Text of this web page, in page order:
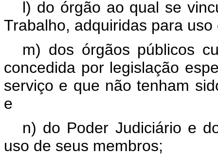
l) do órgão ao qual se
Trabalho, adquiridas para
m) dos órgãos públicos
concedida por legislação
serviço e que não tenham
e
n) do Poder Judiciário e
uso de seus membros;